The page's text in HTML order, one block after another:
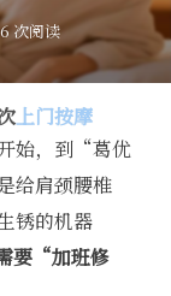
次阅读
上门按摩
始，到“葛优
给肩颈腰椎
锈的机器
要“加班修